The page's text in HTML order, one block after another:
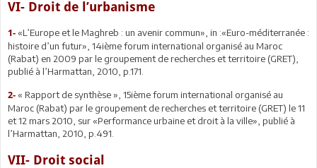
VI- Droit de l’urbanisme
1- «L’Europe et le Maghreb : un avenir commun», in :«Euro-méditerranée :
histoire d’un futur», 14ième forum international organisé au Maroc
(Rabat) en 2009 par le groupement de recherches et territoire (GRET),
publié à l’Harmattan, 2010, p.171.
2- « Rapport de synthèse », 15ième forum international organisé au
Maroc (Rabat) par le groupement de recherches et territoire (GRET) le 11
et 12 mars 2010, sur «Performance urbaine et droit à la ville», publié à
l’Harmattan, 2010, p.491.
VII- Droit social